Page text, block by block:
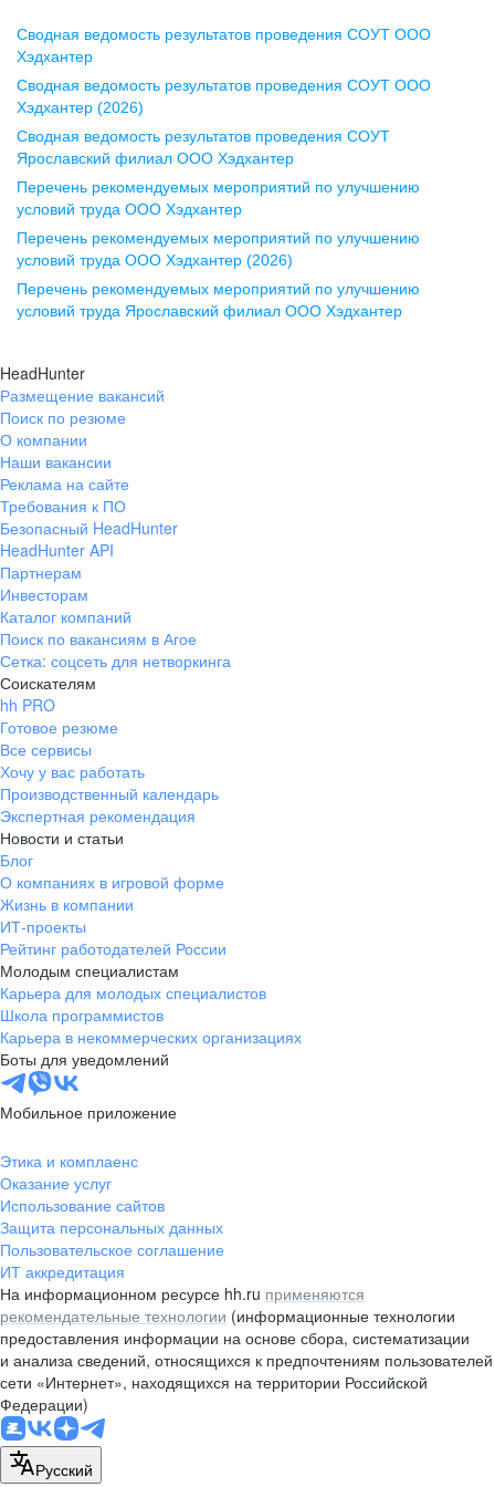
Воронеж
ул. Комиссаржевской, д. 10,
офис 1212
+7 473 280-05-05
pr@vrn.hh.ru
ул. Спартаковская, д. 2А, этаж 3,
помещение 15
+7 843 212-12-50
Екатеринбург
ул. Боевых Дружин, стр. 20,
+7 343 226-79-99
pr@ural.hh.ru
ул. Янковского, д. 169, 7 этаж,
706 каб.
+7 861 205-55-57
pr@krd.hh.ru
Владивосток
пер. Ланинский д. 4, офис 3.4
+7 423 202-33-28
pr@dv.hh.ru
Новосибирск
ул. Большевистская, д. 35,
помещение 21
+7 383 207-94-64
pr@nsk.hh.ru
Минск
пр-т Дзержинского, д. 57,
10 этаж, помещение 45-1
pr@rabota.by
Алматы
пр. Абая, д. 151, БЦ Алатау,
12 этаж, офис 1209
+7 727 232-13-13
pr@headhunter.com.kz
Сводная ведомость результатов проведения СОУТ ООО
Хэдхантер
Сводная ведомость результатов проведения СОУТ ООО
Хэдхантер (2026)
Сводная ведомость результатов проведения СОУТ
Ярославский филиал ООО Хэдхантер
Перечень рекомендуемых мероприятий по улучшению
условий труда ООО Хэдхантер
Перечень рекомендуемых мероприятий по улучшению
условий труда ООО Хэдхантер (2026)
Перечень рекомендуемых мероприятий по улучшению
условий труда Ярославский филиал ООО Хэдхантер
HeadHunter
Размещение вакансий
Поиск по резюме
О компании
Наши вакансии
Реклама на сайте
Требования к ПО
Безопасный HeadHunter
HeadHunter API
Партнерам
Инвесторам
Каталог компаний
Поиск по вакансиям в Агое
Сетка: соцсеть для нетворкинга
Соискателям
hh PRO
Готовое резюме
Все сервисы
Хочу у вас работать
Производственный календарь
Экспертная рекомендация
Новости и статьи
Блог
О компаниях в игровой форме
Жизнь в компании
ИТ-проекты
Рейтинг работодателей России
Молодым специалистам
Карьера для молодых специалистов
Школа программистов
Карьера в некоммерческих организациях
Боты для уведомлений
Мобильное приложение
Этика и комплаенс
Оказание услуг
Использование сайтов
Защита персональных данных
Пользовательское соглашение
ИТ аккредитация
На информационном ресурсе hh.ru применяются
рекомендательные технологии (информационные технологии
предоставления информации на основе сбора, систематизации
и анализа сведений, относящихся к предпочтениям пользователей
сети «Интернет», находящихся на территории Российской
Федерации)
Русский